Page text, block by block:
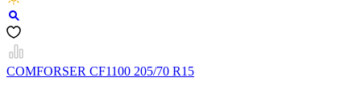
COMFORSER CF1100 205/70 R15